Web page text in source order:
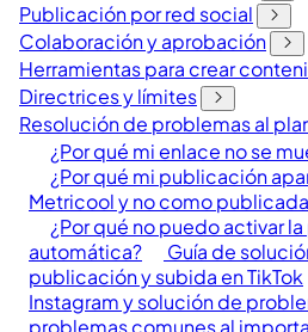
Publicación por red social
Colaboración y aprobación
Herramientas para crear
Directrices y límites
Resolución de problemas al
¿Por qué mi enlace no se
¿Por qué mi publicación
Metricool y no como
¿Por qué no puedo activar
automática?
Guía de
publicación y subida en TikTok
Instagram y solución de
problemas comunes al